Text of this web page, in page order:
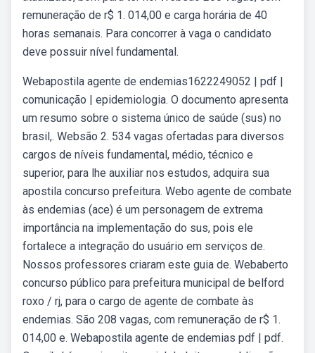
remuneração de r$ 1. 014,00 e carga horária de 40
horas semanais. Para concorrer à vaga o candidato
deve possuir nível fundamental.
Webapostila agente de endemias1622249052 | pdf |
comunicação | epidemiologia. O documento apresenta
um resumo sobre o sistema único de saúde (sus) no
brasil,. Websão 2. 534 vagas ofertadas para diversos
cargos de níveis fundamental, médio, técnico e
superior, para lhe auxiliar nos estudos, adquira sua
apostila concurso prefeitura. Webo agente de combate
às endemias (ace) é um personagem de extrema
importância na implementação do sus, pois ele
fortalece a integração do usuário em serviços de.
Nossos professores criaram este guia de. Webaberto
concurso público para prefeitura municipal de belford
roxo / rj, para o cargo de agente de combate às
endemias. São 208 vagas, com remuneração de r$ 1.
014,00 e. Webapostila agente de endemias pdf | pdf.